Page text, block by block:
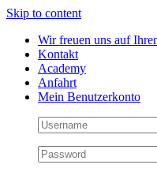
Skip to content
Wir freuen uns auf
Kontakt
Academy
Anfahrt
Mein Benutzerkonto